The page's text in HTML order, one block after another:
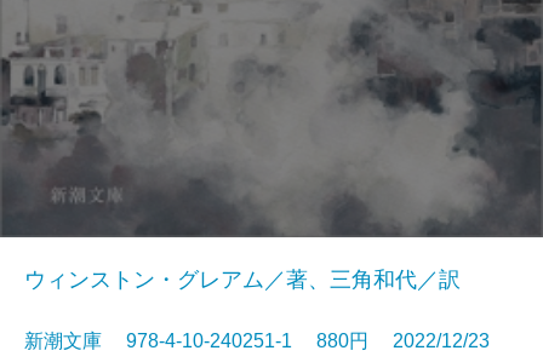
ウィンストン・グレアム／著、三角和代／訳
新潮文庫 978-4-10-240251-1 880円 2022/12/23